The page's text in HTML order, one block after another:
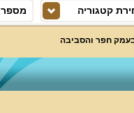
קטגוריה מספר
בעמק חפר והסביבה